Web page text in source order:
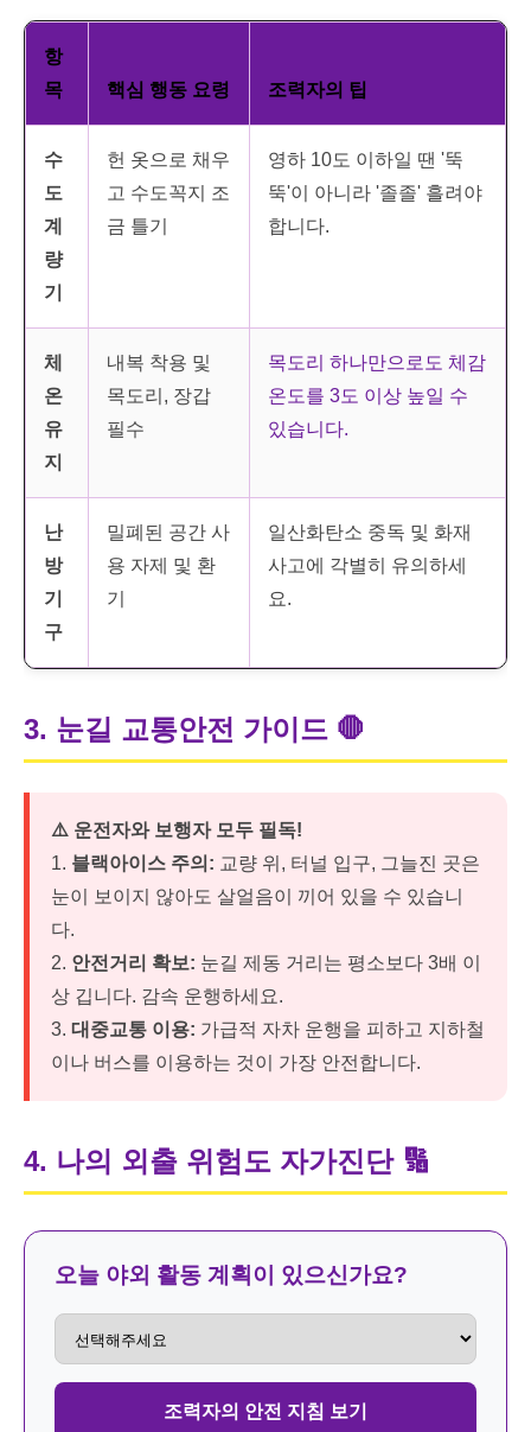
항
목
핵심 행동 요령 조력자의 팁
수
도
계
량
기
헌 옷으로 채우
고 수도꼭지 조
금 틀기
영하 10도 이하일 땐 '뚝
뚝'이 아니라 '졸졸' 흘려야
합니다.
체
온
유
지
내복 착용 및
목도리, 장갑
필수
목도리 하나만으로도 체감
온도를 3도 이상 높일 수
있습니다.
난
방
기
구
밀폐된 공간 사
용 자제 및 환
기
일산화탄소 중독 및 화재
사고에 각별히 유의하세
요.
3. 눈길 교통안전 가이드 🛑
⚠️ 운전자와 보행자 모두 필독!
1. 블랙아이스 주의: 교량 위, 터널 입구, 그늘진 곳은
눈이 보이지 않아도 살얼음이 끼어 있을 수 있습니
다.
2. 안전거리 확보: 눈길 제동 거리는 평소보다 3배 이
상 깁니다. 감속 운행하세요.
3. 대중교통 이용: 가급적 자차 운행을 피하고 지하철
이나 버스를 이용하는 것이 가장 안전합니다.
4. 나의 외출 위험도 자가진단🔢
오늘 야외 활동 계획이 있으신가요?
조력자의 안전 지침 보기